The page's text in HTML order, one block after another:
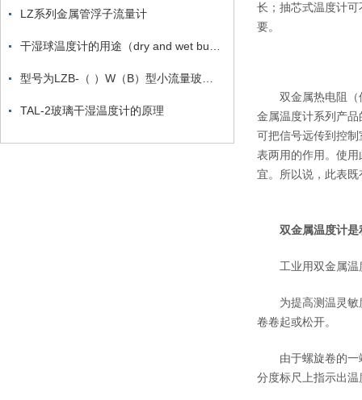
LZ系列金属管浮子流量计
TAL-2玻璃干湿温度计的原理
长；抽芯式温度计
要。
双金属热电阻（偶
金属温度计系列产
可把信号远传到控
表两用的作用。使
宜。所以说，此表
双金属温度计
工业用双金属温度
为提高测温灵敏度
卷卷起或松开。
由于螺旋卷的一端
分度标尺上指示出温